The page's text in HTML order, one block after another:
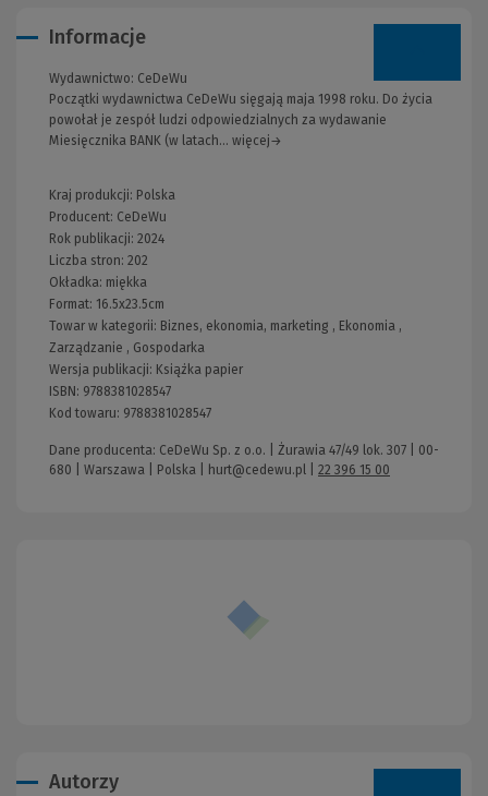
Informacje
Wydawnictwo: CeDeWu
Początki wydawnictwa CeDeWu sięgają maja 1998 roku. Do życia
powołał je zespół ludzi odpowiedzialnych za wydawanie
Miesięcznika BANK (w latach... więcej→
Kraj produkcji: Polska
Producent: CeDeWu
Rok publikacji: 2024
Liczba stron: 202
Okładka: miękka
Format: 16.5x23.5cm
Towar w kategorii: Biznes, ekonomia, marketing , Ekonomia ,
Zarządzanie , Gospodarka
Wersja publikacji: Książka papier
ISBN: 9788381028547
Kod towaru: 9788381028547
Dane producenta: CeDeWu Sp. z o.o. | Żurawia 47/49 lok. 307 | 00-
680 | Warszawa | Polska | hurt@cedewu.pl 22 396 15 00
Autorzy